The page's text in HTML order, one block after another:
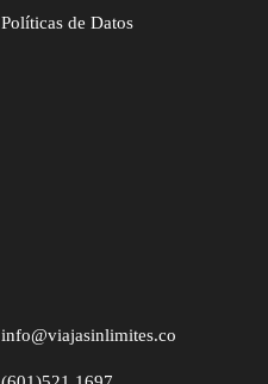
Políticas de Datos
info@viajasinlimites.co